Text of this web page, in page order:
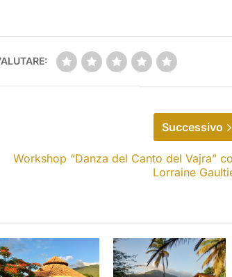
Successivo
Workshop “Danza del Canto del Vajra”
Lorraine